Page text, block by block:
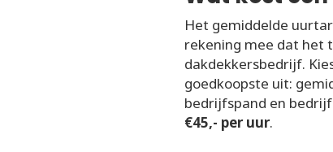
Het gemiddelde
rekening mee dat het
dakdekkersbedrijf.
goedkoopste uit:
bedrijfspand en
€45,- per uur.